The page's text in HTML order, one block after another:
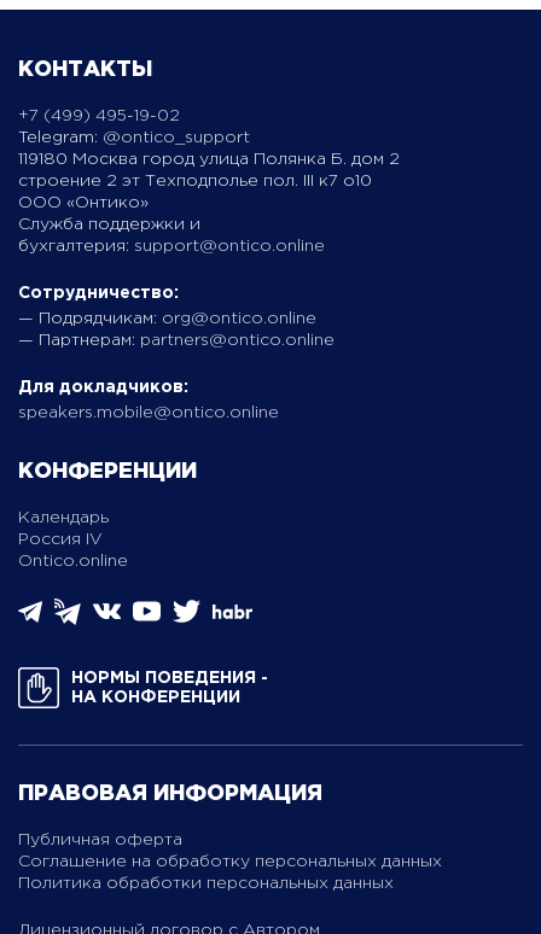
КОНТАКТЫ
+7 (499) 495-19-02
Telegram: @ontico_support
119180 Москва город улица Полянка Б. дом 2
строение 2 эт Техподполье пол. III к7 о10
ООО «Онтико»
Служба поддержки и
бухгалтерия: support@ontico.online
Сотрудничество:
— Подрядчикам: org@ontico.online
— Партнерам: partners@ontico.online
Для докладчиков:
speakers.mobile@ontico.online
КОНФЕРЕНЦИИ
Календарь
Россия IV
Ontico.online
НОРМЫ ПОВЕДЕНИЯ ­
НА КОНФЕРЕНЦИИ
ПРАВОВАЯ ИНФОРМАЦИЯ
Публичная оферта
Соглашение на обработку персональных данных
Политика обработки персональных данных
Лицензионный договор с Автором